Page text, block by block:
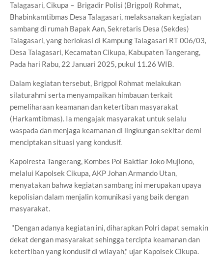
Talagasari, Cikupa – Brigadir Polisi (Brigpol) Rohmat,
Bhabinkamtibmas Desa Talagasari, melaksanakan kegiatan
sambang di rumah Bapak Aan, Sekretaris Desa (Sekdes)
Talagasari, yang berlokasi di Kampung Talagasari RT 006/03,
Desa Talagasari, Kecamatan Cikupa, Kabupaten Tangerang,
Pada hari Rabu, 22 Januari 2025, pukul 11.26 WIB.
Dalam kegiatan tersebut, Brigpol Rohmat melakukan
silaturahmi serta menyampaikan himbauan terkait
pemeliharaan keamanan dan ketertiban masyarakat
(Harkamtibmas). Ia mengajak masyarakat untuk selalu
waspada dan menjaga keamanan di lingkungan sekitar demi
menciptakan situasi yang kondusif.
Kapolresta Tangerang, Kombes Pol Baktiar Joko Mujiono,
melalui Kapolsek Cikupa, AKP Johan Armando Utan,
menyatakan bahwa kegiatan sambang ini merupakan upaya
kepolisian dalam menjalin komunikasi yang baik dengan
masyarakat.
"Dengan adanya kegiatan ini, diharapkan Polri dapat semakin
dekat dengan masyarakat sehingga tercipta keamanan dan
ketertiban yang kondusif di wilayah," ujar Kapolsek Cikupa.